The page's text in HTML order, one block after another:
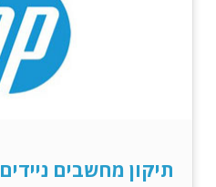
תיקון מחשבים ניידים HP